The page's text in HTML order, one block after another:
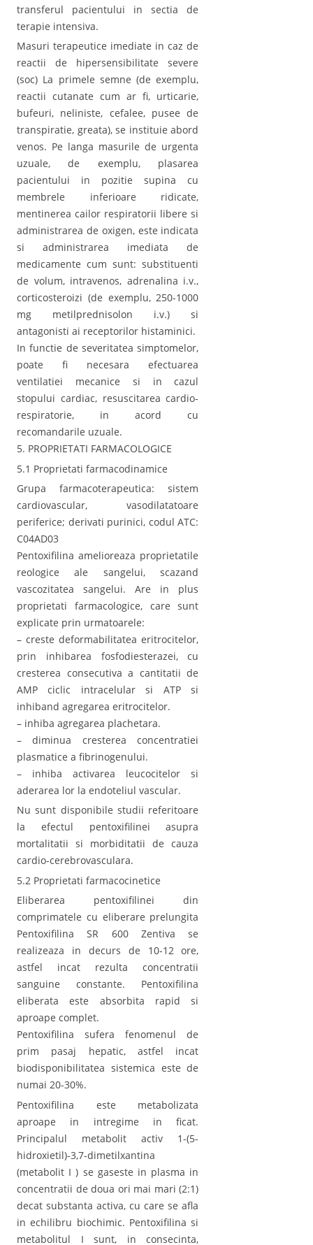
transferul pacientului in sectia de
terapie intensiva.
Masuri terapeutice imediate in caz de
reactii de hipersensibilitate severe
(soc) La primele semne (de exemplu,
reactii cutanate cum ar fi, urticarie,
bufeuri, neliniste, cefalee, pusee de
transpiratie, greata), se instituie abord
venos. Pe langa masurile de urgenta
uzuale, de exemplu, plasarea
pacientului in pozitie supina cu
membrele inferioare ridicate,
mentinerea cailor respiratorii libere si
administrarea de oxigen, este indicata
si administrarea imediata de
medicamente cum sunt: substituenti
de volum, intravenos, adrenalina i.v.,
corticosteroizi (de exemplu, 250-1000
mg metilprednisolon i.v.) si
antagonisti ai receptorilor histaminici.
In functie de severitatea simptomelor,
poate fi necesara efectuarea
ventilatiei mecanice si in cazul
stopului cardiac, resuscitarea cardio-
respiratorie, in acord cu
recomandarile uzuale.
5. PROPRIETATI FARMACOLOGICE
5.1 Proprietati farmacodinamice
Grupa farmacoterapeutica: sistem
cardiovascular, vasodilatatoare
periferice; derivati purinici, codul ATC:
C04AD03
Pentoxifilina amelioreaza proprietatile
reologice ale sangelui, scazand
vascozitatea sangelui. Are in plus
proprietati farmacologice, care sunt
explicate prin urmatoarele:
– creste deformabilitatea eritrocitelor,
prin inhibarea fosfodiesterazei, cu
cresterea consecutiva a cantitatii de
AMP ciclic intracelular si ATP si
inhiband agregarea eritrocitelor.
– inhiba agregarea plachetara.
– diminua cresterea concentratiei
plasmatice a fibrinogenului.
– inhiba activarea leucocitelor si
aderarea lor la endoteliul vascular.
Nu sunt disponibile studii referitoare
la efectul pentoxifilinei asupra
mortalitatii si morbiditatii de cauza
cardio-cerebrovasculara.
5.2 Proprietati farmacocinetice
Eliberarea pentoxifilinei din
comprimatele cu eliberare prelungita
Pentoxifilina SR 600 Zentiva se
realizeaza in decurs de 10-12 ore,
astfel incat rezulta concentratii
sanguine constante. Pentoxifilina
eliberata este absorbita rapid si
aproape complet.
Pentoxifilina sufera fenomenul de
prim pasaj hepatic, astfel incat
biodisponibilitatea sistemica este de
numai 20-30%.
Pentoxifilina este metabolizata
aproape in intregime in ficat.
Principalul metabolit activ 1-(5-
hidroxietil)-3,7-dimetilxantina
(metabolit I ) se gaseste in plasma in
concentratii de doua ori mai mari (2:1)
decat substanta activa, cu care se afla
in echilibru biochimic. Pentoxifilina si
metabolitul I sunt, in consecinta,